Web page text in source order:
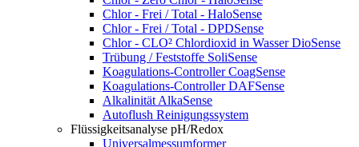
Chlor - Frei / Total - HaloSense
Chlor - Frei / Total - DPDSense
Chlor - CLO² Chlordioxid in Wasser DioSense
Trübung / Feststoffe SoliSense
Koagulations-Controller CoagSense
Koagulations-Controller DAFSense
Alkalinität AlkaSense
Autoflush Reinigungssystem
Flüssigkeitsanalyse pH/Redox
Universalmessumformer